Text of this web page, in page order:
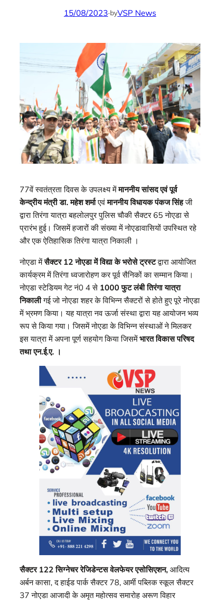
15/08/2023·byVSP News
77वें स्वतंत्रता दिवस के उपलक्ष्य मेंमाननीय सांसद एवं पूर्व
केन्द्रीय मंत्री डा. महेश शर्माएवंमाननीय विधायक पंकज सिंहजी
द्वारा तिरंगा यात्रा बहलोलपुर पुलिस चौकी सैक्टर 65 नोएडा से
प्रारंभ हुई। जिसमें हजारों की संख्या में नोएडावासियों उपस्थित रहे
और एक ऐतिहासिक तिरंगा यात्रा निकाली ।
नोएडा मेंसैक्टर 12 नोएडा में विद्या के भरोसे ट्रस्टद्वारा आयोजित
कार्यक्रम में तिरंगा ध्वजारोहण कर पूर्व सैनिकों का सम्मान किया।
नोएडा स्टेडियम गेट नं0 4 से 1000 फुट लंबी तिरंगा यात्रा
निकालीगई जो नोएडा शहर के विभिन्न सैक्टरों से होते हुए पूरे नोएडा
में भ्रमण किया। यह यात्रा नव ऊर्जा संस्था द्वारा यह आयोजन भव्य
रूप से किया गया। जिसमें नोएडा के विभिन्न संस्थाओं ने मिलकर
इस यात्रा में अपना पूर्ण सहयोग किया जिसमेंभारत विकास परिषद
तथा एन.ई.ए. ।
सैक्टर 122 सिग्नेचर रेजिडेन्टस वेलफेयर एसोसिएशन, आदित्य
अर्बन कासा, द हाईड पार्क सैक्टर 78, आर्मी पब्लिक स्कूल सैक्टर
37 नोएडा आजादी के अमृत महोत्सव समारोह अरूण विहार